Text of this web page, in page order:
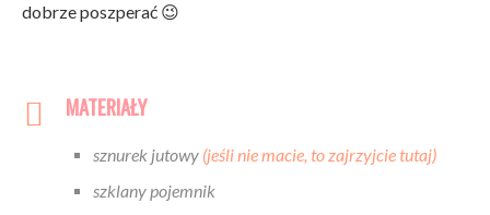
dobrze poszperać 😉
MATERIAŁY
sznurek jutowy (jeśli nie macie, to zajrzyjcie tutaj)
szklany pojemnik